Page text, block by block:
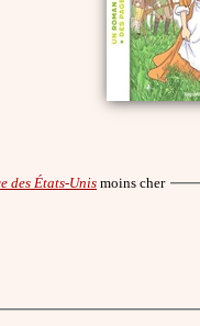
des États-Unis moins cher